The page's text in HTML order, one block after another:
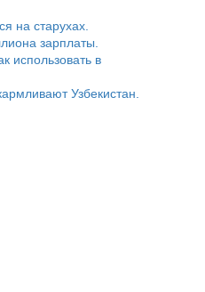
на старухах.
зарплаты.
использовать в
Узбекистан.